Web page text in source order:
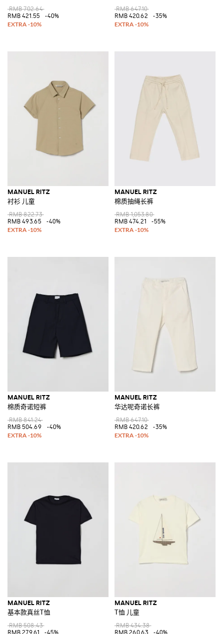
RMB 702.64
RMB 421.55
-40%
RMB 647.10
RMB 420.62
-35%
MANUEL RITZ
衬衫 儿童
RMB 822.73
RMB 493.65
-40%
MANUEL RITZ
棉质抽绳长裤
RMB 1,053.80
RMB 474.21
-55%
MANUEL RITZ
棉质奇诺短裤
RMB 841.24
RMB 504.69
-40%
MANUEL RITZ
华达呢奇诺长裤
RMB 647.10
RMB 420.62
-35%
MANUEL RITZ
基本款真丝T恤
RMB 508.43
RMB 279.61
-45%
MANUEL RITZ
T恤 儿童
RMB 434.38
RMB 260.63
-40%